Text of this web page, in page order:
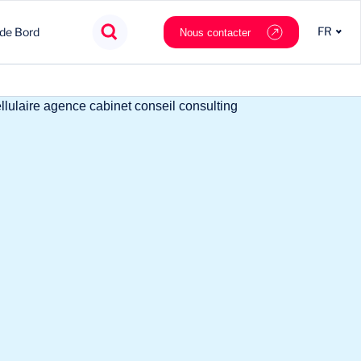
Bord Nous contacter FR